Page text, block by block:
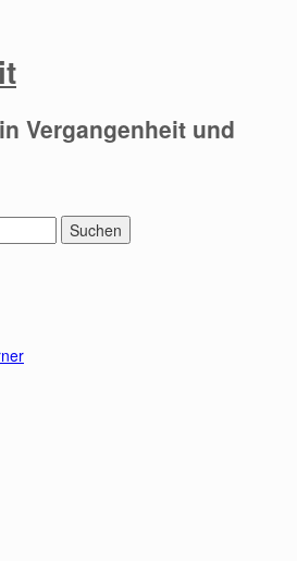
Vergangenheit und